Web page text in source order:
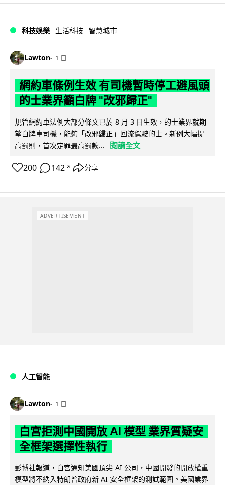
科技娛樂 生活科技 智慧城市
Lawton 1 日
網約車條例生效 有司機暫時停工避風頭
的士業界籲白牌 "改邪歸正"
規管網約車法例大部分條文已於 8 月 3 日生效，的士業界就期
望白牌車司機，能夠「改邪歸正」回流駕駛的士。新例大幅提
高罰則，首次定罪最高罰款...
閱讀全文
200 142 ↗ 分享
ADVERTISEMENT
人工智能
Lawton 1 日
白宮拒測中國開放 AI 模型 業界質疑安
全框架選擇性執行
彭博社報道，白宮通知美國頂尖 AI 公司，中國開發的開放權重
模型將不納入特朗普政府新 AI 安全框架的測試範圍。美國業界